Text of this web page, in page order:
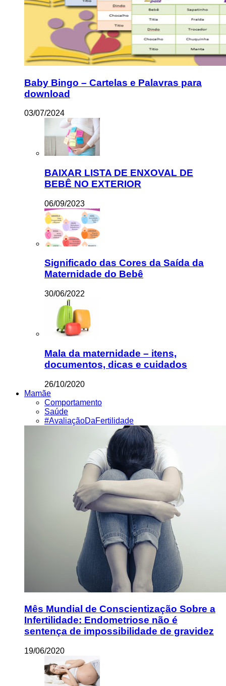
Baby Bingo – Cartelas e Palavras para
download
03/07/2024
BAIXAR LISTA DE ENXOVAL DE
BEBÊ NO EXTERIOR
06/09/2023
Significado das Cores da Saída da
Maternidade do Bebê
30/06/2022
Mala da maternidade – itens,
documentos, dicas e cuidados
26/10/2020
Mamãe
Comportamento
Saúde
#AvaliaçãoDaFertilidade
Mês Mundial de Conscientização Sobre a
Infertilidade: Endometriose não é
sentença de impossibilidade de gravidez
19/06/2020